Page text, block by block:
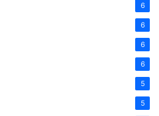
6
6
6
6
5
5